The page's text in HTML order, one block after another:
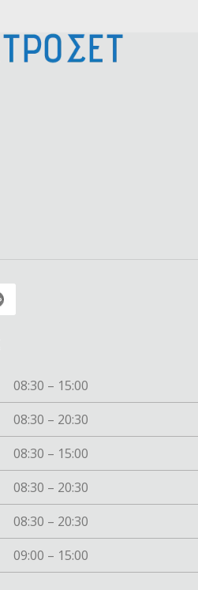
08:30 – 15:00
08:30 – 20:30
08:30 – 15:00
08:30 – 20:30
08:30 – 20:30
09:00 – 15:00